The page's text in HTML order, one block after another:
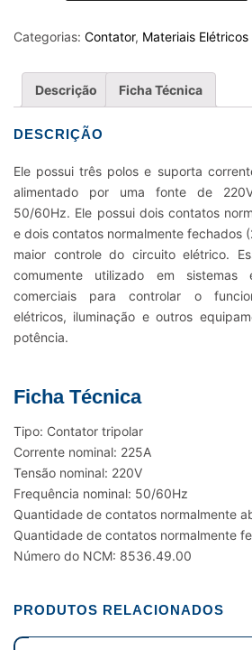
-
50-
60HZ
quantidade
Categorias: Contator, Materiais Elétricos
Descrição Ficha Técnica
DESCRIÇÃO
Ele possui três polos e suporta
alimentado por uma fonte de
50/60Hz. Ele possui dois contatos
e dois contatos normalmente fechados
maior controle do circuito elétrico.
comumente utilizado em sistemas
comerciais para controlar o
elétricos, iluminação e outros
potência.
Ficha Técnica
Tipo: Contator tripolar
Corrente nominal: 225A
Tensão nominal: 220V
Frequência nominal: 50/60Hz
Quantidade de contatos normalmente
Quantidade de contatos normalmente
Número do NCM: 8536.49.00
PRODUTOS RELACIONADOS